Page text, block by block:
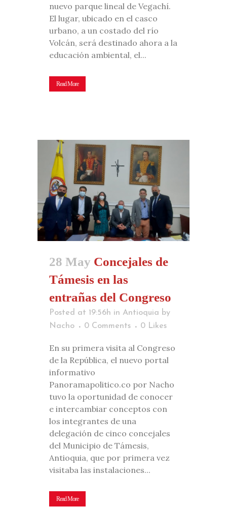
nuevo parque lineal de Vegachí.
El lugar, ubicado en el casco
urbano, a un costado del río
Volcán, será destinado ahora a la
educación ambiental, el...
Read More
28 May Concejales de
Támesis en las
entrañas del Congreso
Posted at 19:56h in Antioquia by
Nacho
0 Comments 0 Likes
En su primera visita al Congreso
de la República, el nuevo portal
informativo
Panoramapolitico.co por Nacho
tuvo la oportunidad de conocer
e intercambiar conceptos con
los integrantes de una
delegación de cinco concejales
del Municipio de Támesis,
Antioquia, que por primera vez
visitaba las instalaciones...
Read More